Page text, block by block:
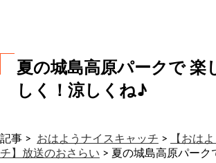
夏の城島高原パークで 楽
しく！涼しくね♪
記事 > おはようナイスキャッチ >
【おは
チ】放送のおさらい > 夏の城島高原パーク